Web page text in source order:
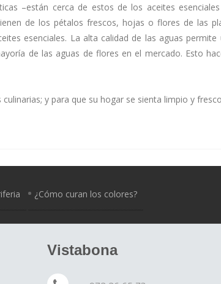
–están cerca de estos de los aceites
de los pétalos frescos, hojas o flores de las
esenciales. La alta calidad de las aguas permite
de las aguas de flores en el mercado. Esto
y para que su hogar se sienta limpio y fresco
¿Cómo curan los colores?
Vistabona